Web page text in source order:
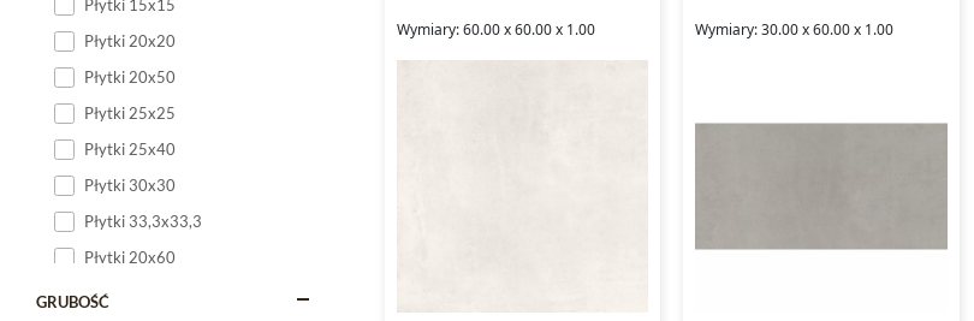
Płytki 15x15
Płytki 20x20
Płytki 20x50
Płytki 25x25
Płytki 25x40
Płytki 30x30
Płytki 33,3x33,3
Płytki 20x60
Płytki 20x120
GRUBOŚĆ
Wymiary: 60.00 x 60.00 x 1.00 Wymiary: 30.00 x 60.00 x 1.00